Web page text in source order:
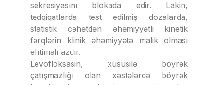
sekresiyasını blokada edir. Lakin,
tədqiqatlarda test edilmiş dozalarda,
statistik cəhətdən əhəmiyyətli kinetik
fərqlərin klinik əhəmiyyətə malik olması
ehtimalı azdır.
Levofloksasin, xüsusilə böyrək
çatışmazlığı olan xəstələrdə böyrək